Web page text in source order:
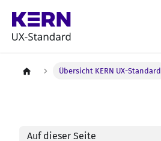
Übersicht KERN UX-Standard
Auf dieser Seite